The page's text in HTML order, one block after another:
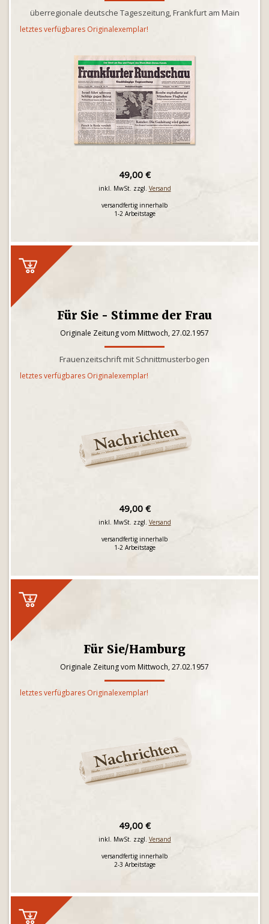
überregionale deutsche Tageszeitung, Frankfurt am Main
letztes verfügbares Originalexemplar!
49,00 €
inkl. MwSt. zzgl. Versand
versandfertig innerhalb
1-2 Arbeitstage
Für Sie - Stimme der Frau
Originale Zeitung vom Mittwoch, 27.02.1957
Frauenzeitschrift mit Schnittmusterbogen
letztes verfügbares Originalexemplar!
49,00 €
inkl. MwSt. zzgl. Versand
versandfertig innerhalb
1-2 Arbeitstage
Für Sie/Hamburg
Originale Zeitung vom Mittwoch, 27.02.1957
letztes verfügbares Originalexemplar!
49,00 €
inkl. MwSt. zzgl. Versand
versandfertig innerhalb
2-3 Arbeitstage